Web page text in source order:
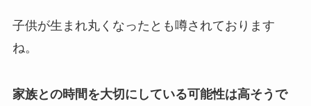
子供が生まれ丸くなったとも噂されております
ね。
家族との時間を大切にしている可能性は高そうで